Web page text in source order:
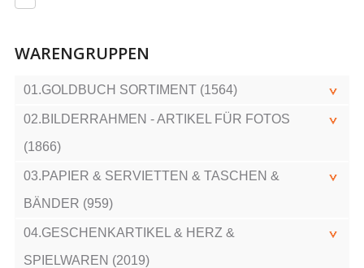
WARENGRUPPEN
01.GOLDBUCH SORTIMENT (1564)
02.BILDERRAHMEN - ARTIKEL FÜR FOTOS
(1866)
03.PAPIER & SERVIETTEN & TASCHEN &
BÄNDER (959)
04.GESCHENKARTIKEL & HERZ &
SPIELWAREN (2019)